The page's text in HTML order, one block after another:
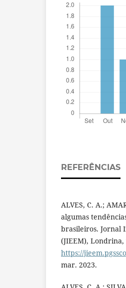
REFERÊNCIAS
ALVES, C. A.;
algumas
brasileiros. Jornal
(JIEEM), Londrina,
https://
mar. 2023.